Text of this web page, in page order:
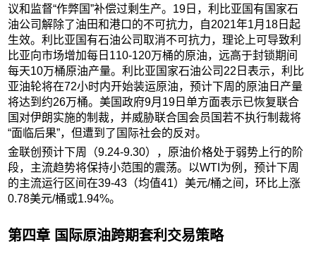
议和监督“作弊国”补偿过剩生产。19日，利比亚国有国家石
油公司解除了油田和港口的不可抗力，自2021年1月18日起
生效。利比亚国有石油公司取消不可抗力，理论上可导致利
比亚向市场增加每日110-120万桶的原油，远高于封锁期间
每天10万桶原油产量。利比亚国家石油公司22日表示，利比
亚油轮将在72小时内开始装运原油，预计下周的原油日产量
将达到约26万桶。美国政府9月19日单方面表示已恢复联合
国对伊朗实施的制裁，并威胁联合国会员国若不执行制裁将
“面临后果”，但遭到了国际社会的反对。
金联创预计下周（9.24-9.30），原油价格处于弱势上行的阶
段，主流趋势将保持小范围的震荡。以WTI为例，预计下周
的主流运行区间在39-43（均值41）美元/桶之间，环比上涨
0.78美元/桶或1.94%。
第四章 国际原油跨期套利交易策略